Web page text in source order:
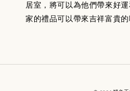
居室，將可以為他們帶來好
家的禮品可以帶來吉祥富貴的